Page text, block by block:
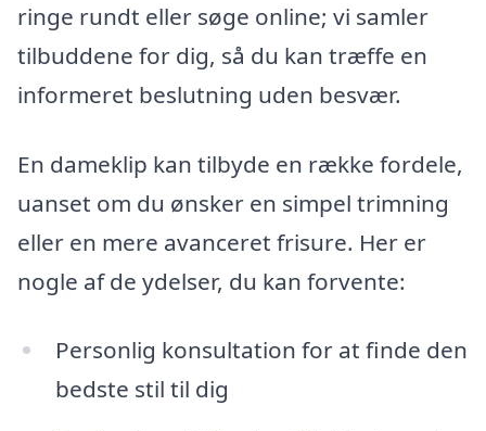
ringe rundt eller søge online; vi samler
tilbuddene for dig, så du kan træffe en
informeret beslutning uden besvær.
En dameklip kan tilbyde en række fordele,
uanset om du ønsker en simpel trimning
eller en mere avanceret frisure. Her er
nogle af de ydelser, du kan forvente:
Personlig konsultation for at finde den
bedste stil til dig